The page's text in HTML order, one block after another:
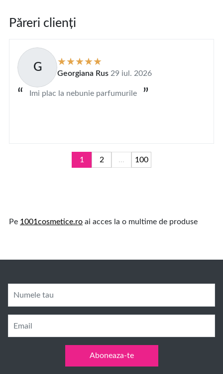
Păreri clienți
G Georgiana Rus 29 iul. 2026
Imi plac la nebunie parfumurile
1 2 ... 100
Pe 1001cosmetice.ro ai acces la o multime de produse
Numele tau
Email
Aboneaza-te